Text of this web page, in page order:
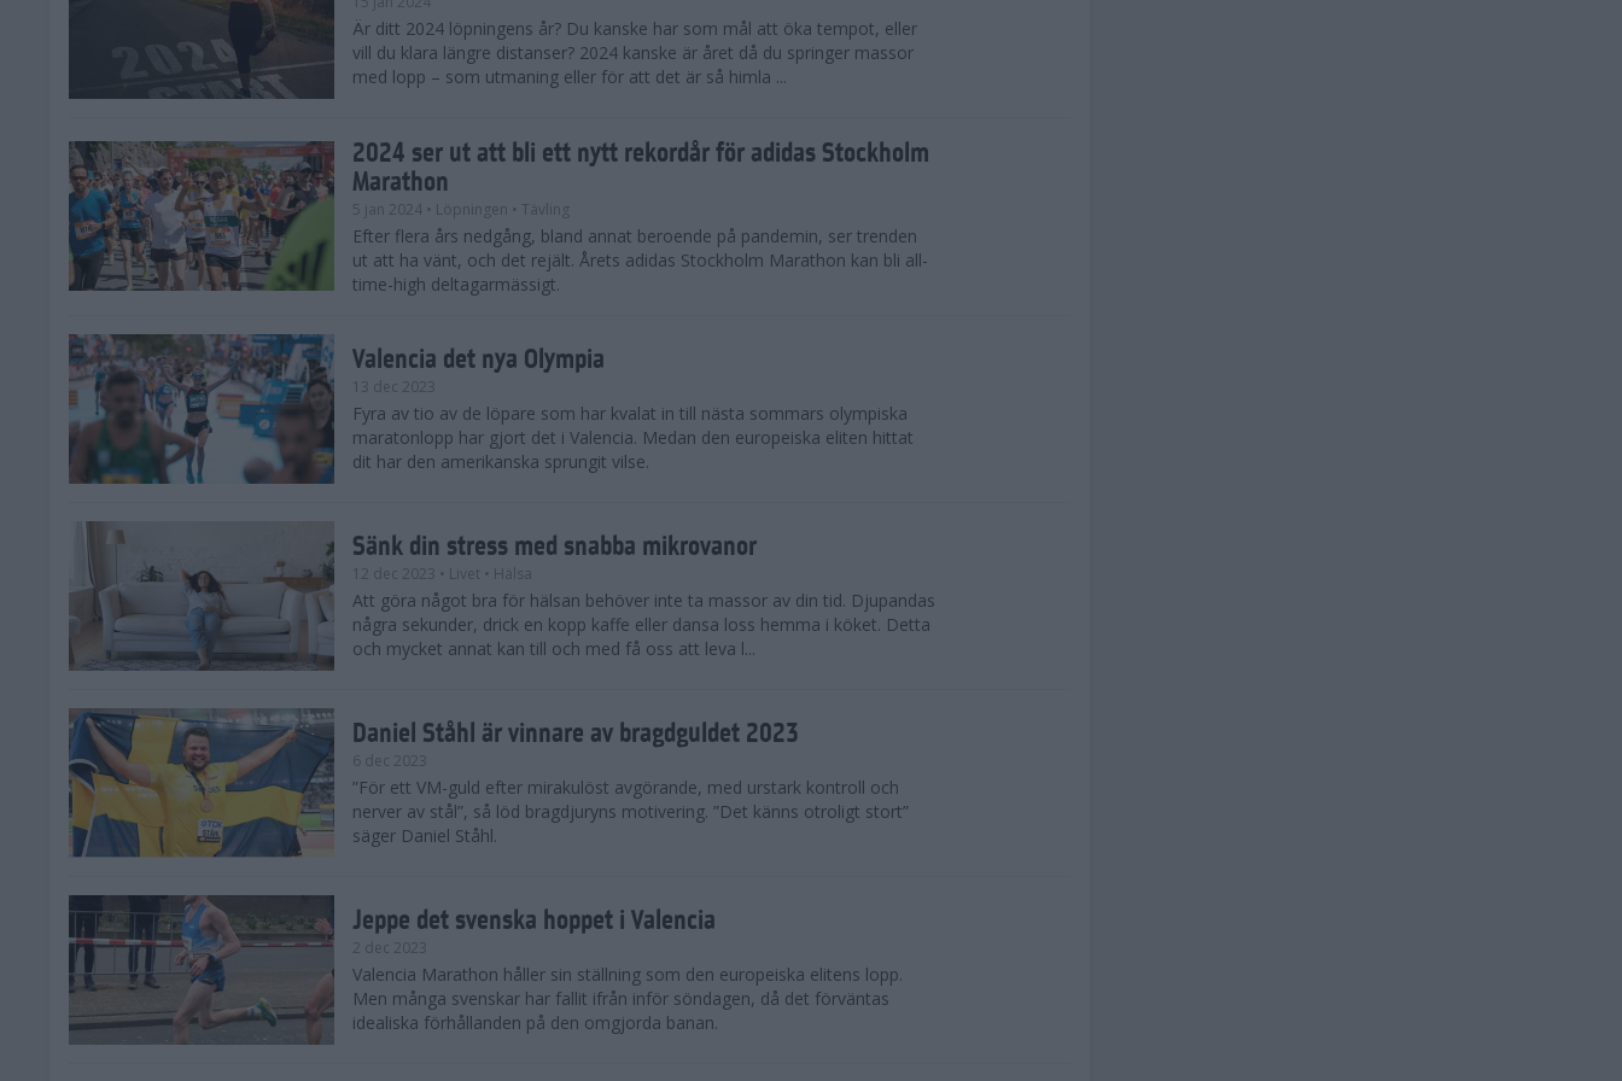
Är ditt 2024 löpningens år? Du kanske har som mål att öka tempot, eller
vill du klara längre distanser? 2024 kanske är året då du springer massor
med lopp – som utmaning eller för att det är så himla ...
2024 ser ut att bli ett nytt rekordår för adidas Stockholm
Marathon
5 jan 2024 • Löpningen • Tävling
Efter flera års nedgång, bland annat beroende på pandemin, ser trenden
ut att ha vänt, och det rejält. Årets adidas Stockholm Marathon kan bli all-
time-high deltagarmässigt.
Valencia det nya Olympia
13 dec 2023
Fyra av tio av de löpare som har kvalat in till nästa sommars olympiska
maratonlopp har gjort det i Valencia. Medan den europeiska eliten hittat
dit har den amerikanska sprungit vilse.
Sänk din stress med snabba mikrovanor
12 dec 2023 • Livet • Hälsa
Att göra något bra för hälsan behöver inte ta massor av din tid. Djupandas
några sekunder, drick en kopp kaffe eller dansa loss hemma i köket. Detta
och mycket annat kan till och med få oss att leva l...
Daniel Ståhl är vinnare av bragdguldet 2023
6 dec 2023
”För ett VM-guld efter mirakulöst avgörande, med urstark kontroll och
nerver av stål”, så löd bragdjuryns motivering. ”Det känns otroligt stort”
säger Daniel Ståhl.
Jeppe det svenska hoppet i Valencia
2 dec 2023
Valencia Marathon håller sin ställning som den europeiska elitens lopp.
Men många svenskar har fallit ifrån inför söndagen, då det förväntas
idealiska förhållanden på den omgjorda banan.